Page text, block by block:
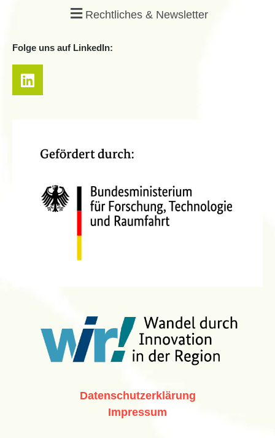
Rechtliches & Newsletter
Folge uns auf LinkedIn:
Datenschutzerklärung
Impressum